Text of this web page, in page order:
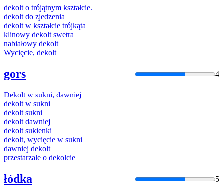
dekolto trójątnym kształcie.
dekoltdo zjedzenia
dekoltw kształcie trójkąta
klinowy dekoltswetra
nabiałowy dekolt
Wycięcie, dekolt
gors 4
Dekolt w sukni, dawniej
dekolt w sukni
dekolt sukni
dekolt dawniej
dekolt sukienki
dekolt, wycięcie w sukni
dawniej dekolt
przestarzale o dekolcie
łódka 5